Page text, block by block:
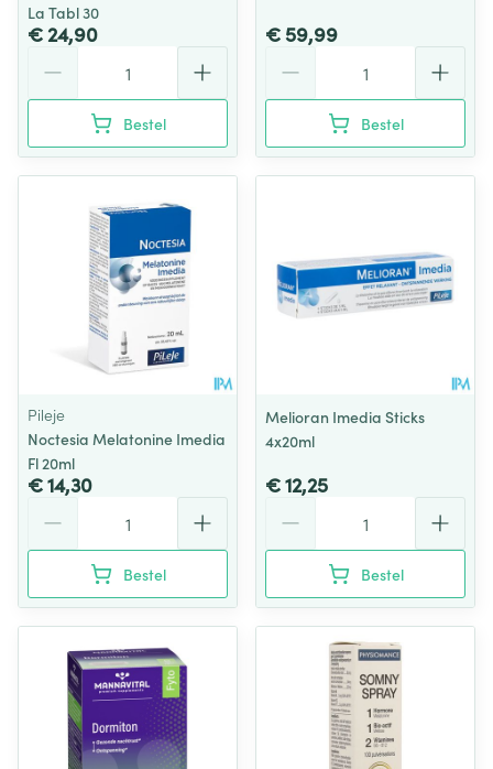
La Tabl 30
€ 24,90
Bestel
€ 59,99
Bestel
Pileje
Noctesia Melatonine Imedia
Fl 20ml
€ 14,30
Bestel
Melioran Imedia Sticks
4x20ml
€ 12,25
Bestel